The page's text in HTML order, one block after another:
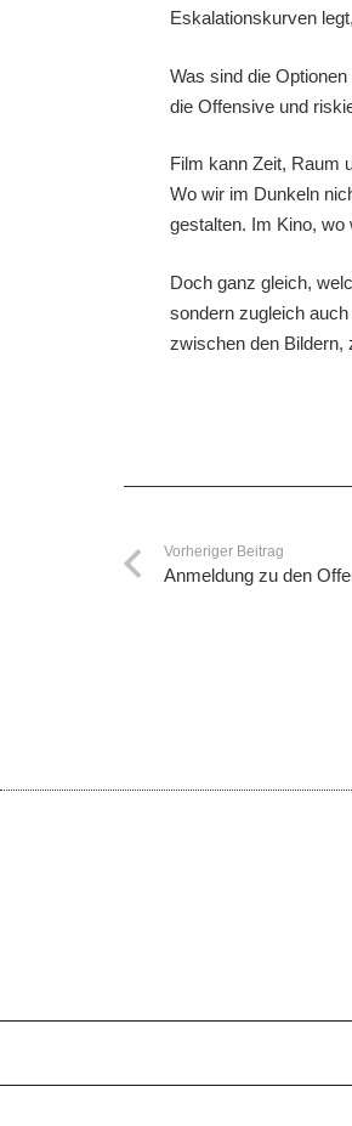
Eskalationskurven
Was sind die
die Offensive und
Film kann Zeit, Raum
Wo wir im Dunkeln
gestalten. Im Kino, wo
Doch ganz gleich,
sondern zugleich
zwischen den Bildern,
Vorheriger Beitrag
Anmeldung zu den